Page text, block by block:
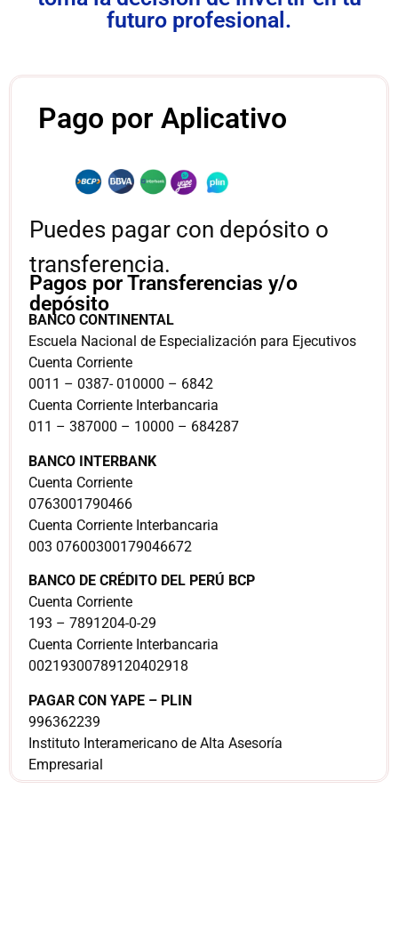
futuro profesional.
Pago por Aplicativo
Puedes pagar con depósito o
transferencia.
BANCO CONTINENTAL
Escuela Nacional de Especialización para Ejecutivos
Cuenta Corriente
0011 – 0387- 010000 – 6842
Cuenta Corriente Interbancaria
011 – 387000 – 10000 – 684287
BANCO INTERBANK
Cuenta Corriente
0763001790466
Cuenta Corriente Interbancaria
003 07600300179046672
BANCO DE CRÉDITO DEL PERÚ BCP
Cuenta Corriente
193 – 7891204-0-29
Cuenta Corriente Interbancaria
00219300789120402918
PAGAR CON YAPE – PLIN
996362239
Instituto Interamericano de Alta Asesoría
Empresarial
Pagos por Transferencias y/o
depósito